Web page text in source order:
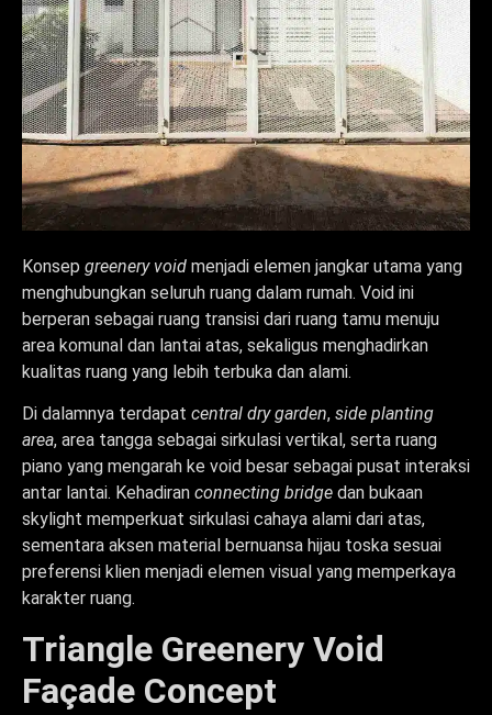
Konsep greenery void menjadi elemen jangkar utama yang
menghubungkan seluruh ruang dalam rumah. Void ini
berperan sebagai ruang transisi dari ruang tamu menuju
area komunal dan lantai atas, sekaligus menghadirkan
kualitas ruang yang lebih terbuka dan alami.
Di dalamnya terdapat central dry garden, side planting
area, area tangga sebagai sirkulasi vertikal, serta ruang
piano yang mengarah ke void besar sebagai pusat interaksi
antar lantai. Kehadiran connecting bridge dan bukaan
skylight memperkuat sirkulasi cahaya alami dari atas,
sementara aksen material bernuansa hijau toska sesuai
preferensi klien menjadi elemen visual yang memperkaya
karakter ruang.
Triangle Greenery Void
Façade Concept